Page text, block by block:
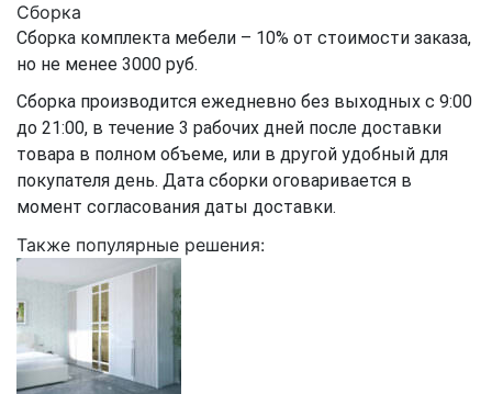
Сборка
Сборка комплекта мебели – 10% от стоимости заказа,
но не менее 3000 руб.
Сборка производится ежедневно без выходных с 9:00
до 21:00, в течение 3 рабочих дней после доставки
товара в полном объеме, или в другой удобный для
покупателя день. Дата сборки оговаривается в
момент согласования даты доставки.
Также популярные решения: